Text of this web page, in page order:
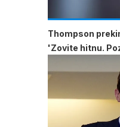
Thompson
'Zovite hitnu.